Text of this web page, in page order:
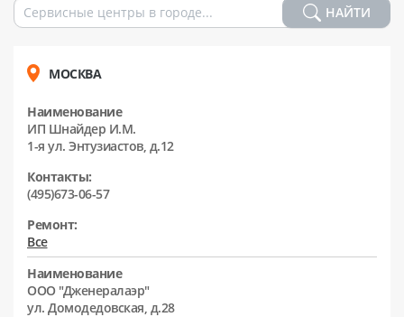
НАЙТИ
МОСКВА
Наименование
ИП Шнайдер И.М.
1-я ул. Энтузиастов, д.12
Контакты:
(495)673-06-57
Ремонт:
Все
Наименование
ООО "Дженералаэр"
ул. Домодедовская, д.28